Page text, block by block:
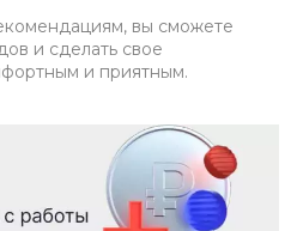
вы сможете
и сделать свое
и приятным.